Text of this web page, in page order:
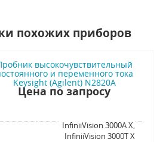
похожих приборов
высокочувствительный
и переменного тока
Keysight (Agilent) N2820A
Цена по запросу
InfiniiVision 3000A X,
InfiniiVision 3000T X